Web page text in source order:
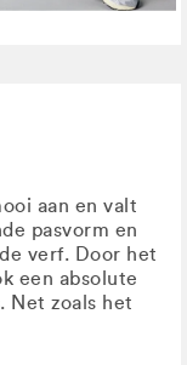
aan en valt
pasvorm en
verf. Door het
een absolute
Net zoals het